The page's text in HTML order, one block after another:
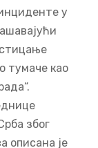
у
тумаче као
због
описана је